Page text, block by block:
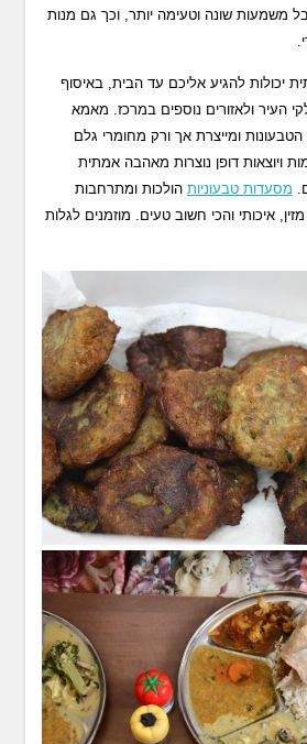
משמעות שונה וטעימה יותר, וכך גם מנות
יכולות להגיע אליכם עד הבית, באיסוף
העיר ולאזורים נוספים במרכז. מאמא
ומייצרת אך ורק מחומרי גלם
ויוצאות דופן נוצרות מאהבה אמתית
מסעדות טבעוניות הולכות ומתרחבות
איכותי והכי חשוב טעים. מוזמנים לגלות